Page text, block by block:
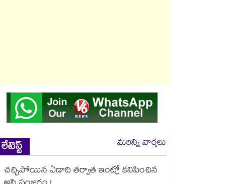
లేటెస్ట్
మరిన్ని వార్తలు
చచ్చిపోయిన ఏడాది తర్వాత ఇంట్లో కనిపించిన